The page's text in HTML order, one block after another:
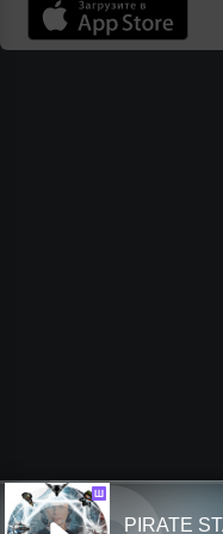
Ш
PIRATE